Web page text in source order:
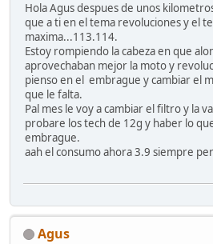
Hola Agus despues de unos
que a ti en el tema revoluciones y el
maxima...113.114.
Estoy rompiendo la cabeza en que
aprovechaban mejor la moto y
pienso en el embrague y cambiar el
que le falta.
Pal mes le voy a cambiar el filtro y la
probare los tech de 12g y haber lo
embrague.
aah el consumo ahora 3.9 siempre
Agus